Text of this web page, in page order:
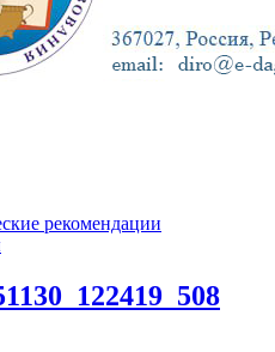
рекомендации